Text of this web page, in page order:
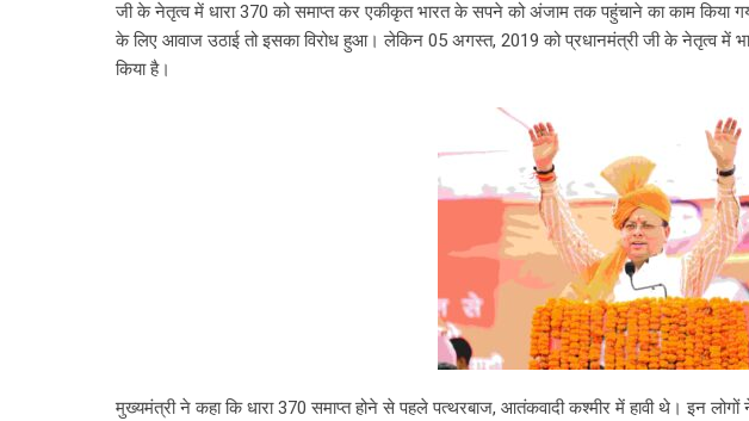
जी के नेतृत्व में धारा 370 को समाप्त कर एकीकृत भारत के सपने को अंजाम तक पहुंचाने का काम किया
के लिए आवाज उठाई तो इसका विरोध हुआ। लेकिन 05 अगस्त, 2019 को प्रधानमंत्री जी के नेतृत्व में
किया है।
मुख्यमंत्री ने कहा कि धारा 370 समाप्त होने से पहले पत्थरबाज, आतंकवादी कश्मीर में हावी थे। इन